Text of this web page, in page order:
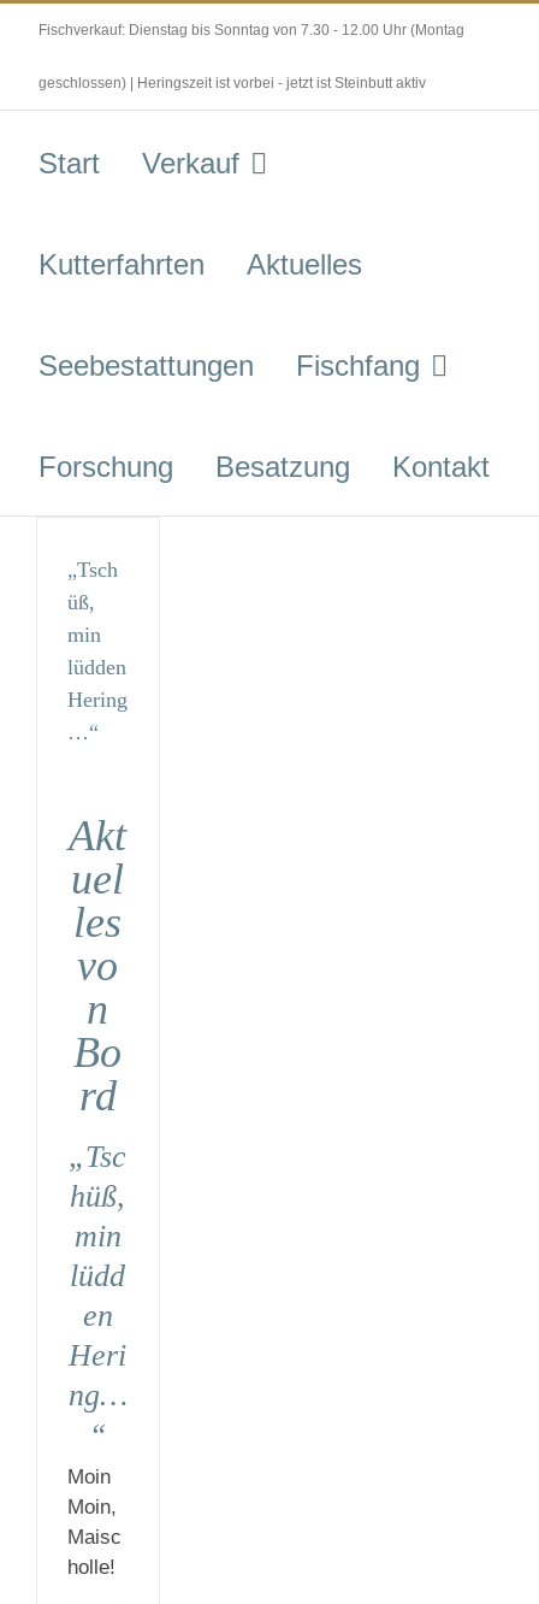
content
Fischverkauf: Dienstag bis Sonntag von 7.30 - 12.00 Uhr (Montag
geschlossen) | Heringszeit ist vorbei - jetzt ist Steinbutt aktiv
Start Verkauf
Kutterfahrten Aktuelles
Seebestattungen Fischfang
Forschung Besatzung Kontakt
„Tsch
üß,
min
lüdden
Hering
…“
Akt
uel
les
vo
n
Bo
rd
„Tsc
hüß,
min
lüdd
en
Heri
ng…
“
Moin
Moin,
Maisc
holle!